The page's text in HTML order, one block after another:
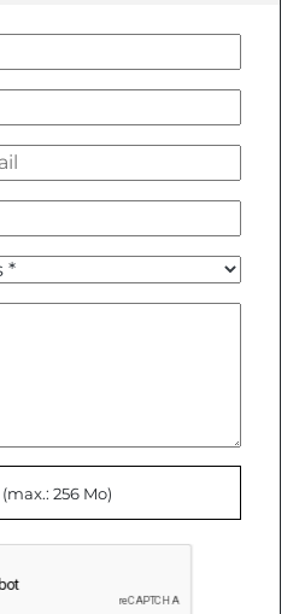
(max.: 256 Mo)